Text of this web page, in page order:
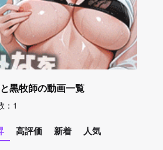
黒牧師の動画一覧
：1
高評価 新着 人気